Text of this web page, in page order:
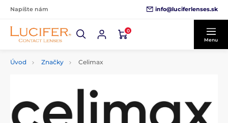
Napíšte nám info@luciferlenses.sk
0
Menu
Úvod Značky Celimax